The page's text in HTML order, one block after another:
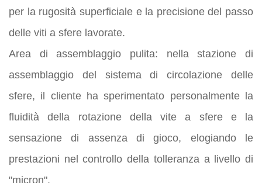
per la rugosità superficiale e la precisione del passo
delle viti a sfere lavorate.
Area di assemblaggio pulita: nella stazione di
assemblaggio del sistema di circolazione delle
sfere, il cliente ha sperimentato personalmente la
fluidità della rotazione della vite a sfere e la
sensazione di assenza di gioco, elogiando le
prestazioni nel controllo della tolleranza a livello di
"micron".